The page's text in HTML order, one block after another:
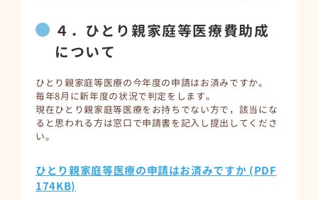
４．ひとり親家庭等医療費助成
について
ひとり親家庭等医療の今年度の申請はお済みですか。
毎年8月に新年度の状況で判定をします。
現在ひとり親家庭等医療をお持ちでない方で，該当にな
ると思われる方は窓口で申請書を記入し提出してくださ
い。
ひとり親家庭等医療の申請はお済みですか (PDF
174KB)